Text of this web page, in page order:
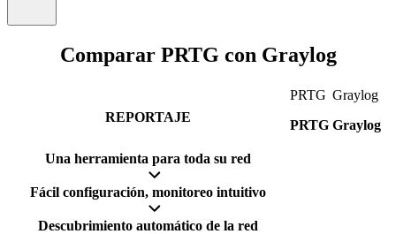
Comparar PRTG con Graylog
REPORTAJE
PRTG
PRTG
Graylog
Graylog
Una herramienta para toda su red
Fácil configuración, monitoreo intuitivo
Descubrimiento automático de la red